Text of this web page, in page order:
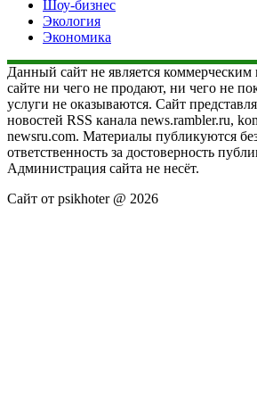
Шоу-бизнес
Экология
Экономика
Данный сайт не является
сайте ни чего не продают, ни чего не
услуги не оказываются. Сайт
новостей RSS канала news.rambler.ru,
newsru.com. Материалы публикуются
ответственность за достоверность
Администрация сайта не несёт.
Сайт от psikhoter @ 2026